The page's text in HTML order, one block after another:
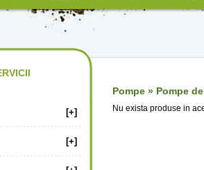
[+]
[+]
Pompe » Pompe
Nu exista produse in